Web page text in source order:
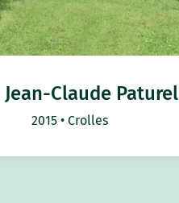
Jean-Claude Paturel
2015 Crolles